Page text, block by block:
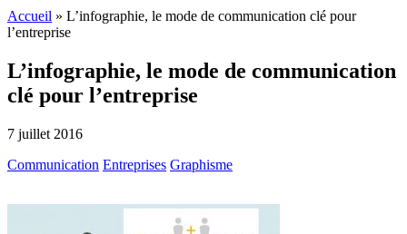
Accueil » L’infographie, le mode de communication clé pour
l’entreprise
L’infographie, le mode de communication
clé pour l’entreprise
7 juillet 2016
Communication Entreprises Graphisme